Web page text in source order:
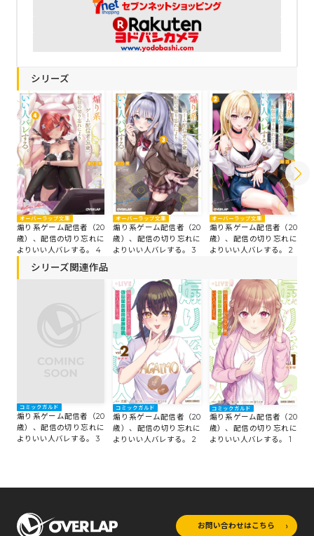
シリーズ
オーバーラップ文庫
煽り系ゲーム配信者（20
歳）、配信の切り忘れに
よりいい人バレする。 4
オーバーラップ文庫
煽り系ゲーム配信者（20
歳）、配信の切り忘れに
よりいい人バレする。 3
オーバーラップ文庫
煽り系ゲーム配信者（20
歳）、配信の切り忘れに
よりいい人バレする。 2
シリーズ関連作品
コミックガルド
煽り系ゲーム配信者（20
歳）、配信の切り忘れに
よりいい人バレする。 3
コミックガルド
煽り系ゲーム配信者（20
歳）、配信の切り忘れに
よりいい人バレする。 2
コミックガルド
煽り系ゲーム配信者（20
歳）、配信の切り忘れに
よりいい人バレする。 1
お問い合わせはこちら